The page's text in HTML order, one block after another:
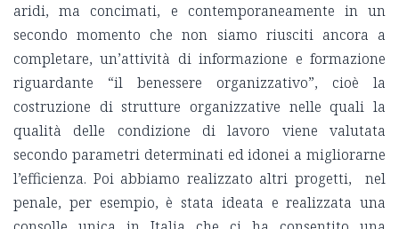
aridi, ma concimati, e contemporaneamente in un
secondo momento che non siamo riusciti ancora a
completare, un’attività di informazione e formazione
riguardante “il benessere organizzativo”, cioè la
costruzione di strutture organizzative nelle quali la
qualità delle condizione di lavoro viene valutata
secondo parametri determinati ed idonei a migliorarne
l’efficienza. Poi abbiamo realizzato altri progetti, nel
penale, per esempio, è stata ideata e realizzata una